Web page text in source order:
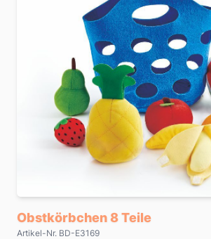
Obstkörbchen 8 Teile
Artikel-Nr. BD-E3169